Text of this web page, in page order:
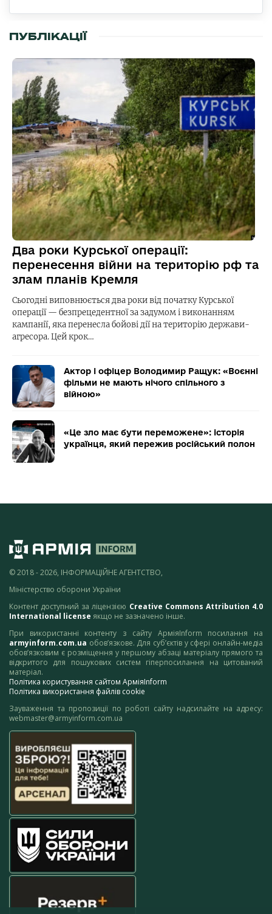
ПУБЛІКАЦІЇ
Два роки Курської операції:
перенесення війни на територію рф та
злам планів Кремля
Сьогодні виповнюється два роки від початку Курської
операції — безпрецедентної за задумом і виконанням
кампанії, яка перенесла бойові дії на територію держави-
агресора. Цей крок…
Актор і офіцер Володимир Ращук: «Воєнні
фільми не мають нічого спільного з
війною»
«Це зло має бути переможене»: історія
українця, який пережив російський полон
© 2018 - 2026, ІНФОРМАЦІЙНЕ АГЕНТСТВО,
Міністерство оборони України
Контент доступний за ліцензією Creative Commons Attribution 4.0
International license якщо не зазначено інше.
При використанні контенту з сайту АрміяInform посилання на
armyinform.com.ua обов’язкове. Для суб’єктів у сфері онлайн-медіа
обов’язковим є розміщення у першому абзаці матеріалу прямого та
відкритого для пошукових систем гіперпосилання на цитований
матеріал.
Політика користування сайтом АрміяInform
Політика використання файлів cookie
Зауваження та пропозиції по роботі сайту надсилайте на адресу:
webmaster@armyinform.com.ua